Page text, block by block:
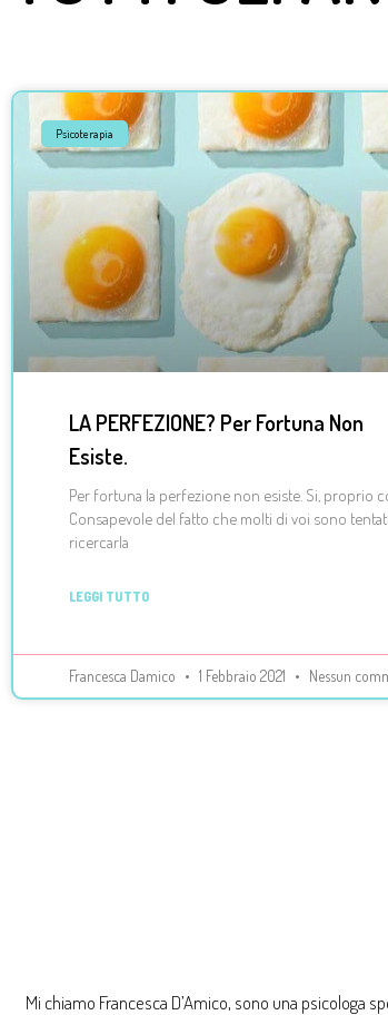
Psicoterapia
LA PERFEZIONE? Per Fortuna Non
Esiste.
Per fortuna la perfezione non esiste. Si, proprio
Consapevole del fatto che molti di voi sono
ricercarla
LEGGI TUTTO
Francesca Damico 1 Febbraio 2021 Nessun
Mi chiamo Francesca D’Amico, sono una psicologa